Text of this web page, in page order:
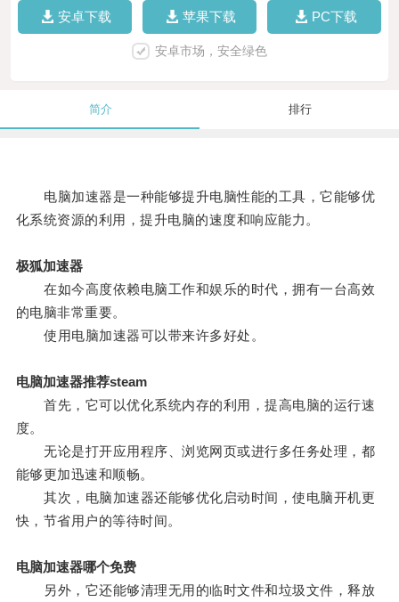
安卓下载 苹果下载 PC下载
安卓市场，安全绿色
简介 排行
电脑加速器是一种能够提升电脑性能的工具，它能够优
化系统资源的利用，提升电脑的速度和响应能力。
极狐加速器
在如今高度依赖电脑工作和娱乐的时代，拥有一台高效
的电脑非常重要。
使用电脑加速器可以带来许多好处。
电脑加速器推荐steam
首先，它可以优化系统内存的利用，提高电脑的运行速
度。
无论是打开应用程序、浏览网页或进行多任务处理，都
能够更加迅速和顺畅。
其次，电脑加速器还能够优化启动时间，使电脑开机更
快，节省用户的等待时间。
电脑加速器哪个免费
另外，它还能够清理无用的临时文件和垃圾文件，释放